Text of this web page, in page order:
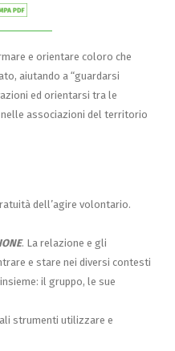
e orientare coloro che
aiutando a “guardarsi
ed orientarsi tra le
associazioni del territorio
dell’agire volontario.
. La relazione e gli
e stare nei diversi contesti
il gruppo, le sue
strumenti utilizzare e